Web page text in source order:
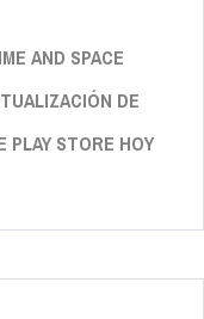
AND SPACE
DE
PLAY STORE HOY